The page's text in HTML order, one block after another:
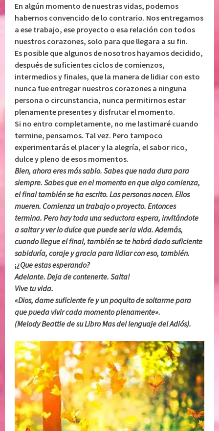
En algún momento de nuestras vidas, podemos
habernos convencido de lo contrario. Nos entregamos
a ese trabajo, ese proyecto o esa relación con todos
nuestros corazones, solo para que llegara a su fin.
Es posible que algunos de nosotros hayamos decidido,
después de suficientes ciclos de comienzos,
intermedios y finales, que la manera de lidiar con esto
nunca fue entregar nuestros corazones a ninguna
persona o circunstancia, nunca permitirnos estar
plenamente presentes y disfrutar el momento.
Si no entro completamente, no me lastimaré cuando
termine, pensamos. Tal vez. Pero tampoco
experimentarás el placer y la alegría, el sabor rico,
dulce y pleno de esos momentos.
Bien, ahora eres más sabio. Sabes que nada dura para
siempre. Sabes que en el momento en que algo comienza,
el final también se ha escrito. Las personas nacen. Ellos
mueren. Comienza un trabajo o proyecto. Entonces
termina. Pero hay toda una seductora espera, invitándote
a saltar y ver lo dulce que puede ser la vida. Además,
cuando llegue el final, también se te habrá dado suficiente
sabiduría, coraje y gracia para lidiar con eso, también.
¡¿Que estas esperando?
Adelante. Deja de contenerte. Salta!
Vive tu vida.
«Dios, dame suficiente fe y un poquito de soltarme para
que pueda vivir cada momento plenamente».
(Melody Beattie de su Libro Mas del lenguaje del Adiós).